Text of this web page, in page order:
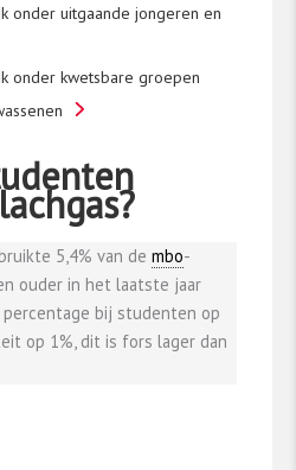
onder uitgaande jongeren en
onder kwetsbare groepen
5,4% van de mbo-
ouder in het laatste jaar
bij studenten op
op 1%, dit is fors lager dan